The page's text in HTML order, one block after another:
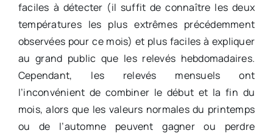
faciles à détecter (il suffit de connaître les deux
températures les plus extrêmes précédemment
observées pour ce mois) et plus faciles à expliquer
au grand public que les relevés hebdomadaires.
Cependant, les relevés mensuels ont
l’inconvénient de combiner le début et la fin du
mois, alors que les valeurs normales du printemps
ou de l’automne peuvent gagner ou perdre